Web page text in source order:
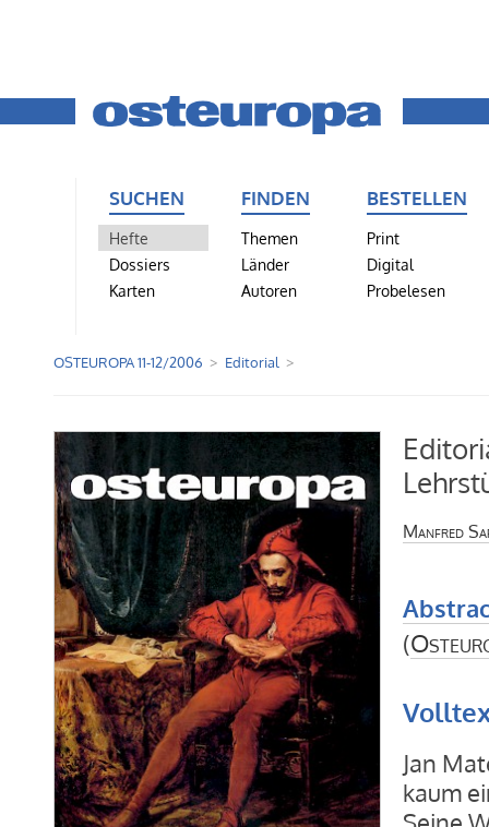
SUCHEN
Hefte
Dossiers
Karten
FINDEN
Themen
Länder
Autoren
BESTELLEN
Print
Digital
Probelesen
OSTEUROPA 11-12/2006 Editorial
Manfred
(
Jan
kaum